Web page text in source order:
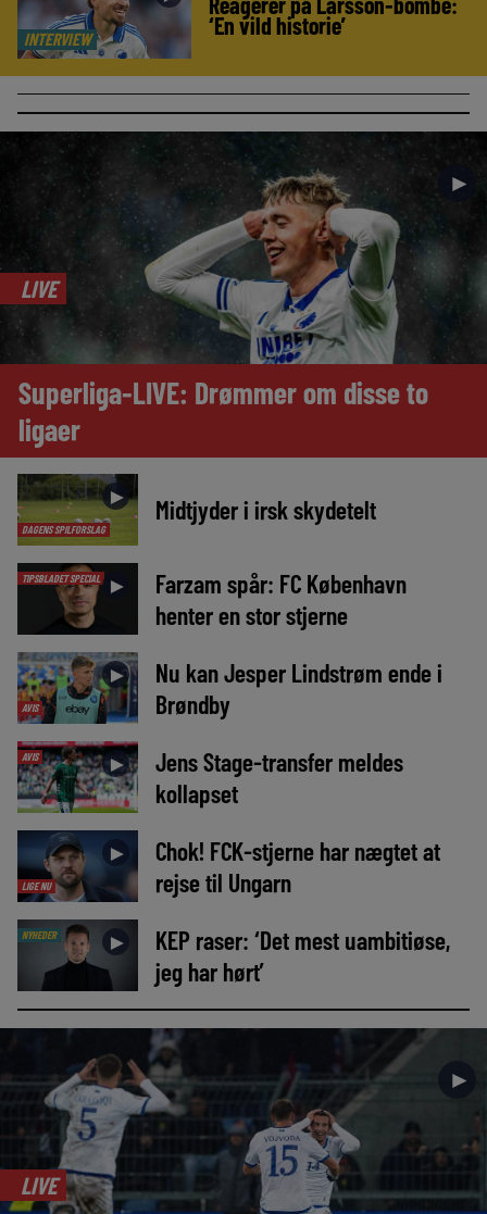
INTERVIEW ‘En vild historie’
►
LIVE
Superliga-LIVE: Drømmer om disse to
ligaer
DAGENS SPILFORSLAG
► Midtjyder i irsk skydetelt
TIPSBLADET SPECIAL ►
Farzam spår: FC København
henter en stor stjerne
AVIS
►
Nu kan Jesper Lindstrøm ende i
Brøndby
AVIS ►
Jens Stage-transfer meldes
kollapset
LIGE NU
►
Chok! FCK-stjerne har nægtet at
rejse til Ungarn
NYHEDER ►
KEP raser: ‘Det mest uambitiøse,
jeg har hørt’
►
LIVE